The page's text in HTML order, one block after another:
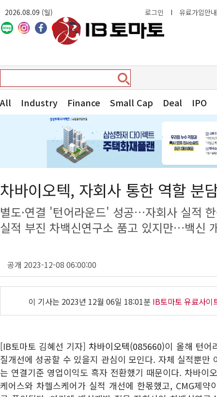
2026.08.09 (일) 로그인 I 유료가입안내
All Industry Finance Small Cap Deal IPO
차바이오텍, 자회사 통한 역할 분
별도·연결 '턴어라운드' 성공…자회사 실적
실적 부진 차백신연구소 품고 있지만…백신
공개 2023-12-08 06:00:00
이 기사는 2023년 12월 06일 18:01분 IB토마토 유료사이
[IB토마토 김혜선 기자] 차바이오텍(085660)이 올해 턴어
질개선에 성공할 수 있을지 관심이 모인다. 자체 실적뿐만
는 연결기준 영업이익도 흑자 전환했기 때문이다. 차바이
케어스와 차헬스케어가 실적 개선에 한몫했고, CMG제약